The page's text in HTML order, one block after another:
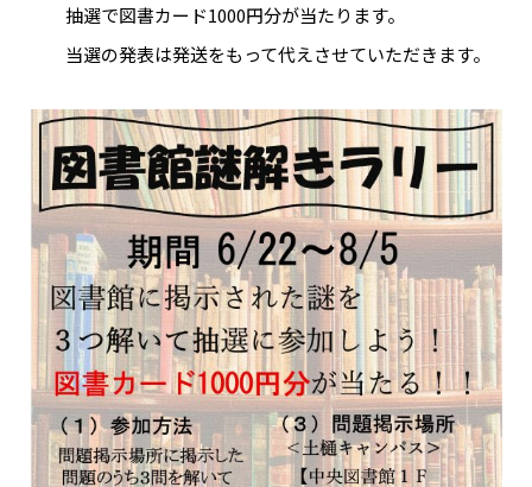
抽選で図書カード1000円分が当たります。
当選の発表は発送をもって代えさせていただきます。